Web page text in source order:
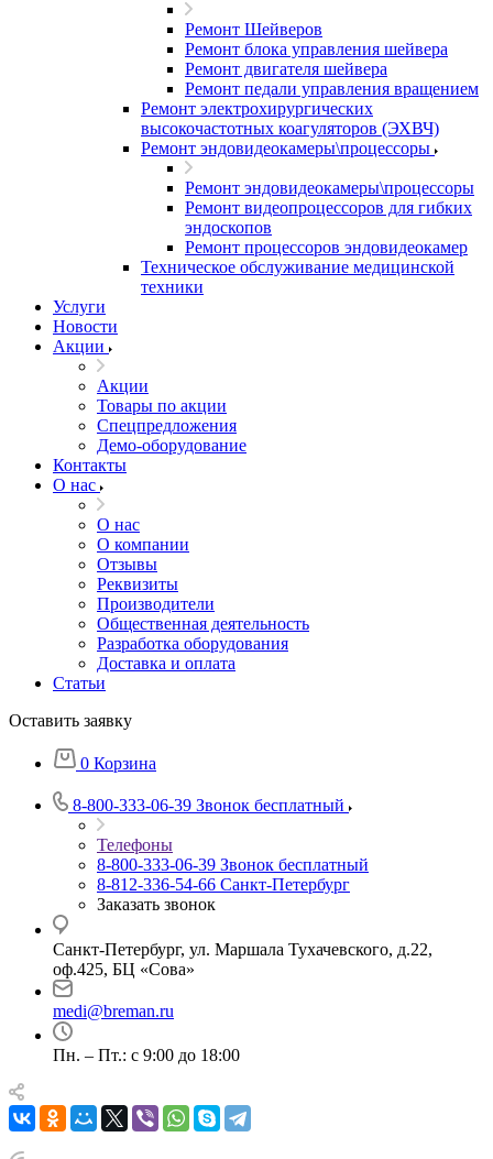
Ремонт Шейверов
Ремонт блока управления шейвера
Ремонт двигателя шейвера
Ремонт педали управления вращением
Ремонт электрохирургических
высокочастотных коагуляторов (ЭХВЧ)
Ремонт эндовидеокамеры\процессоры
Ремонт эндовидеокамеры\процессоры
Ремонт видеопроцессоров для гибких
эндоскопов
Ремонт процессоров эндовидеокамер
Техническое обслуживание медицинской
техники
Услуги
Новости
Акции
Акции
Товары по акции
Спецпредложения
Демо-оборудование
Контакты
О нас
О нас
О компании
Отзывы
Реквизиты
Производители
Общественная деятельность
Разработка оборудования
Доставка и оплата
Статьи
Оставить заявку
0 Корзина
8-800-333-06-39 Звонок бесплатный
Телефоны
8-800-333-06-39 Звонок бесплатный
8-812-336-54-66 Санкт-Петербург
Заказать звонок
Санкт-Петербург, ул. Маршала Тухачевского, д.22,
оф.425, БЦ «Сова»
medi@breman.ru
Пн. – Пт.: с 9:00 до 18:00